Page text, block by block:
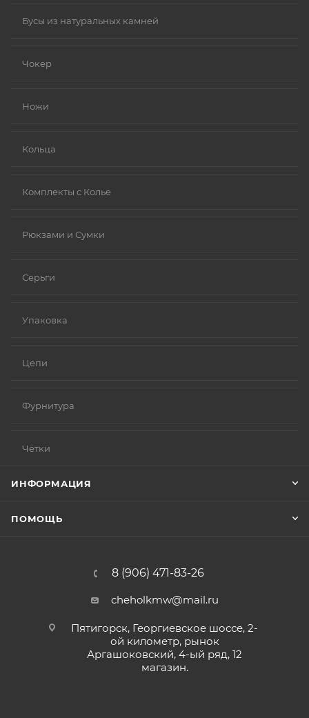
Бусы из натуральных камней
Чокер
Ножи
Кольца
Комплекты с Колье
Рюкзами и Сумки
Серьги
Упаковка
Цепи
Фурнитура
Чётки
ИНФОРМАЦИЯ
ПОМОЩЬ
8 (906) 471-83-26
cheholkmw@mail.ru
Пятигорск, Георгиевское шоссе, 2-
ой километр, рынок
Аргашоковский, 4-ый ряд, 12
магазин.